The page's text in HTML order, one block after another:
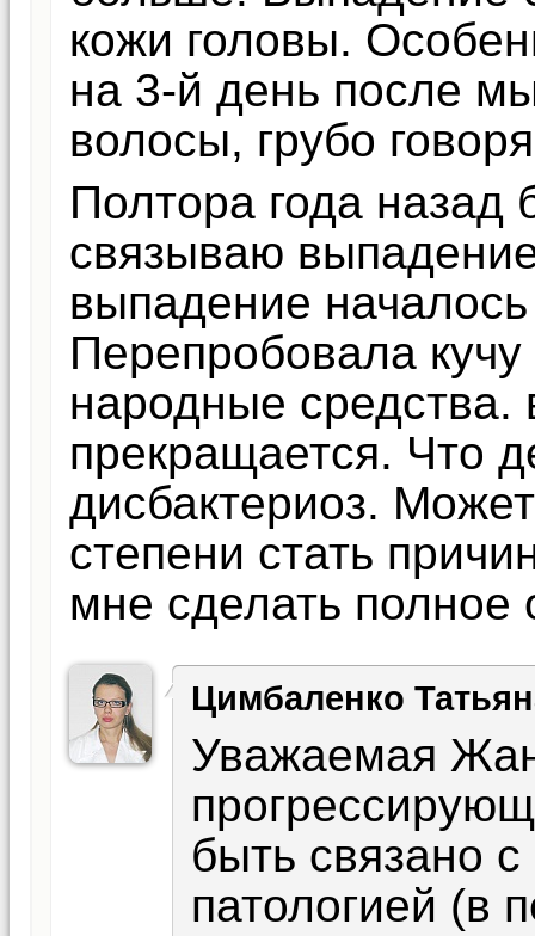
кожи головы.
на 3-й день после
волосы, грубо
Полтора года
связываю
выпадение
Перепробовала
народные
прекращается. Что
дисбактериоз.
степени стать
мне сделать полное
Цимбаленко
Уважаемая
быть связано
патологией (в